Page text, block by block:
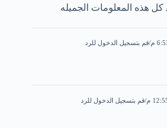
هذه المعلومات الجميله
قم بتسجيل الدخول للرد
قم بتسجيل الدخول للرد